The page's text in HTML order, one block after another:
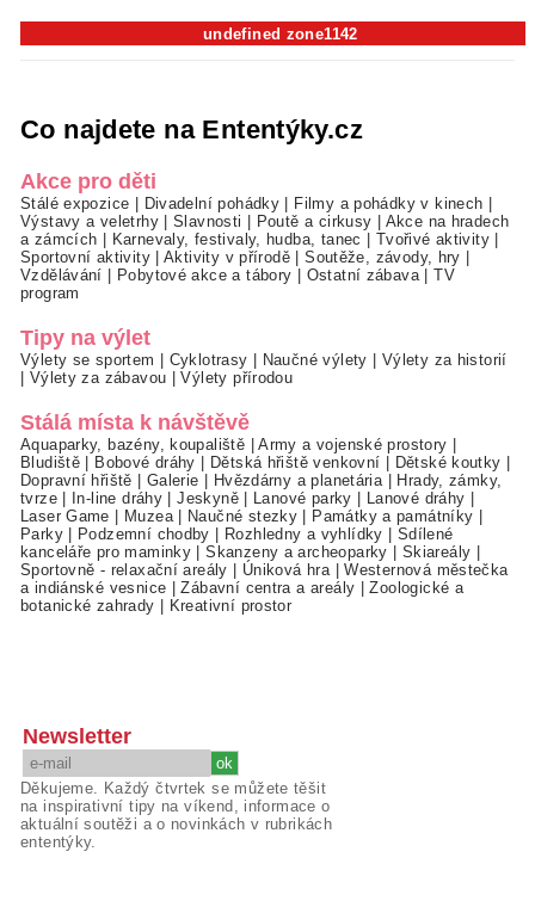
undefined zone1142
Co najdete na Ententýky.cz
Akce pro děti
Stálé expozice Divadelní pohádky Filmy a pohádky v kinech
Výstavy a veletrhy|Slavnosti Poutě a cirkusy
Akce na hradech
a zámcích
Karnevaly, festivaly, hudba, tanec Tvořivé aktivity
Sportovní aktivity|Aktivity v přírodě |Soutěže, závody, hry
Vzdělávání
Pobytové akce a tábory Ostatní zábava|TV
program
Tipy na výlet
Výlety se sportem Cyklotrasy Naučné výlety
Výlety za historií
Výlety za zábavou |Výlety přírodou
Stálá místa k návštěvě
Aquaparky, bazény, koupaliště |Army a vojenské prostory
Bludiště
Bobové dráhy Dětská hřiště venkovní Dětské koutky
Dopravní hřiště
Galerie Hvězdárny a planetária|
Hrady, zámky,
tvrze| In-line dráhy |Jeskyně| Lanové parky Lanové dráhy
Laser Game
Muzea| Naučné stezky Památky a památníky
Parky| Podzemní chodby Rozhledny a vyhlídky
Sdílené
kanceláře pro maminky |Skanzeny a archeoparky Skiareály
Sportovně - relaxační areály
Úniková hra|Westernová městečka
a indiánské vesnice |Zábavní centra a areály |Zoologické a
botanické zahrady
Kreativní prostor
Newsletter
Děkujeme. Každý čtvrtek se můžete těšit
na inspirativní tipy na víkend, informace o
aktuální soutěži a o novinkách v rubrikách
ententýky.